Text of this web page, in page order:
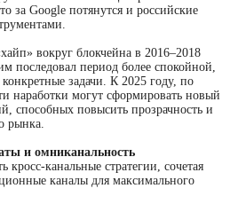
за Google потянутся и российские
вокруг блокчейна в 2016–2018
последовал период более спокойной,
задачи. К 2025 году, по
наработки могут сформировать новый
способных повысить прозрачность и
рынка.
и омниканальность
кросс-канальные стратегии, сочетая
каналы для максимального
или
–
путь к